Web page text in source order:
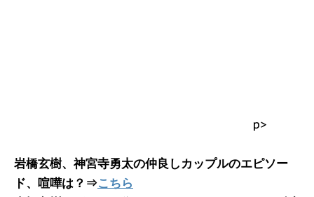
p>
岩橋玄樹、神宮寺勇太の仲良しカップルのエピソー
ド、喧嘩は？⇒こちら